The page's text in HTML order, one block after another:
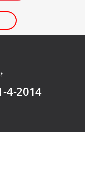
4-2014